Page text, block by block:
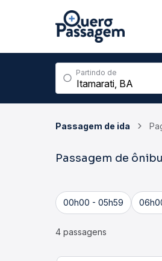
Partindo de
Passagem de ida
Passagem de
00h00 - 05h59
4 passagens